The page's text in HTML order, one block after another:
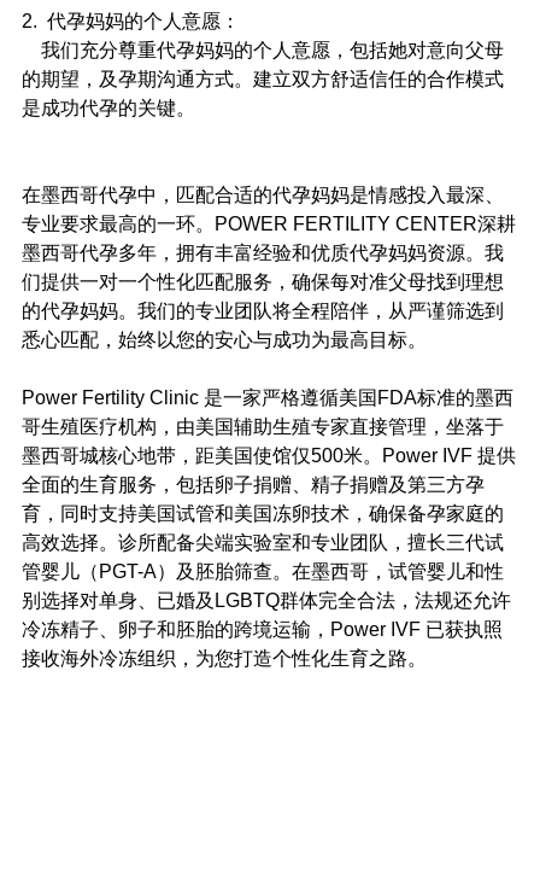
2.  代孕妈妈的个人意愿：
我们充分尊重代孕妈妈的个人意愿，包括她对意向父母
的期望，及孕期沟通方式。建立双方舒适信任的合作模式
是成功代孕的关键。
在墨西哥代孕中，匹配合适的代孕妈妈是情感投入最深、
专业要求最高的一环。POWER FERTILITY CENTER深耕
墨西哥代孕多年，拥有丰富经验和优质代孕妈妈资源。我
们提供一对一个性化匹配服务，确保每对准父母找到理想
的代孕妈妈。我们的专业团队将全程陪伴，从严谨筛选到
悉心匹配，始终以您的安心与成功为最高目标。
Power Fertility Clinic 是一家严格遵循美国FDA标准的墨西
哥生殖医疗机构，由美国辅助生殖专家直接管理，坐落于
墨西哥城核心地带，距美国使馆仅500米。Power IVF 提供
全面的生育服务，包括卵子捐赠、精子捐赠及第三方孕
育，同时支持美国试管和美国冻卵技术，确保备孕家庭的
高效选择。诊所配备尖端实验室和专业团队，擅长三代试
管婴儿（PGT-A）及胚胎筛查。在墨西哥，试管婴儿和性
别选择对单身、已婚及LGBTQ群体完全合法，法规还允许
冷冻精子、卵子和胚胎的跨境运输，Power IVF 已获执照
接收海外冷冻组织，为您打造个性化生育之路。